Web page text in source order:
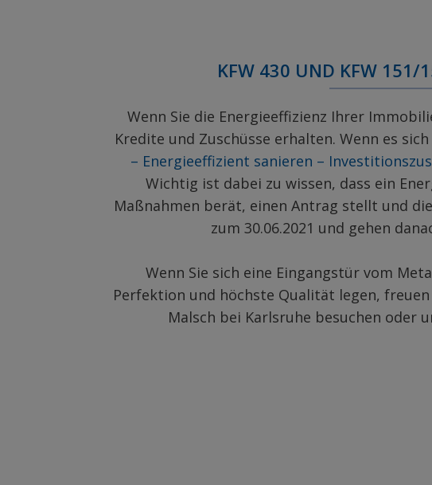
KFW 430 UND KFW 151/
Wenn Sie die Energieeffizienz Ihrer
Kredite und Zuschüsse erhalten. Wenn es
– Energieeffizient sanieren –
Wichtig ist dabei zu wissen, dass ein
Maßnahmen berät, einen Antrag stellt und
zum 30.06.2021 und gehen
Wenn Sie sich eine Eingangstür vom
Perfektion und höchste Qualität legen,
Malsch bei Karlsruhe besuchen oder